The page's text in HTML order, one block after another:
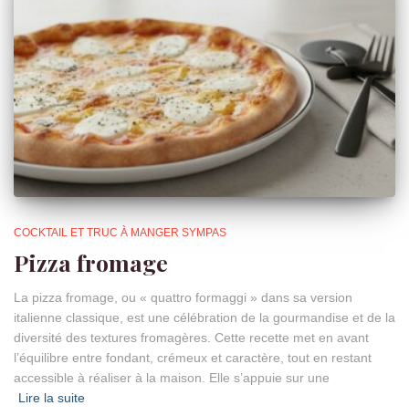
COCKTAIL ET TRUC À MANGER SYMPAS
Pizza fromage
La pizza fromage, ou « quattro formaggi » dans sa version
italienne classique, est une célébration de la gourmandise et de la
diversité des textures fromagères. Cette recette met en avant
l’équilibre entre fondant, crémeux et caractère, tout en restant
accessible à réaliser à la maison. Elle s’appuie sur une
Lire la suite